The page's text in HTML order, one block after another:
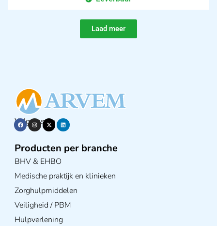
Laad meer
Volg ons op
Producten per branche
BHV & EHBO
Medische praktijk en klinieken
Zorghulpmiddelen
Veiligheid / PBM
Hulpverlening